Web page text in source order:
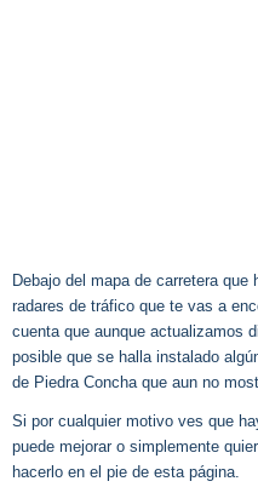
Debajo del mapa de carretera
radares de tráfico que te vas a
cuenta que aunque actualizamos
posible que se halla instalado
de Piedra Concha que aun no
Si por cualquier motivo ves que
puede mejorar o simplemente
hacerlo en el pie de esta página.